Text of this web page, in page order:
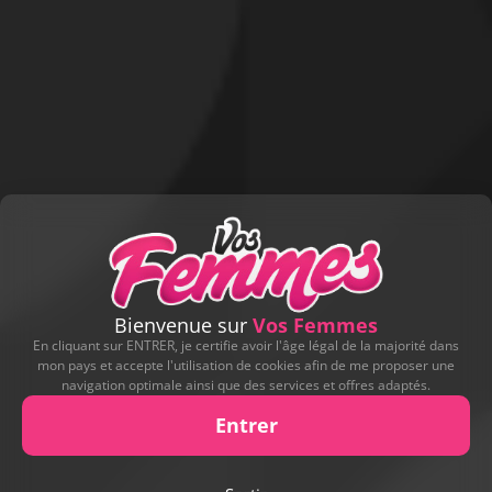
Signaler cette contribution
Bienvenue sur Vos Femmes
En cliquant sur ENTRER, je certifie avoir l'âge légal de la majorité dans
mon pays et accepte l'utilisation de cookies afin de me proposer une
navigation optimale ainsi que des services et offres adaptés.
Entrer